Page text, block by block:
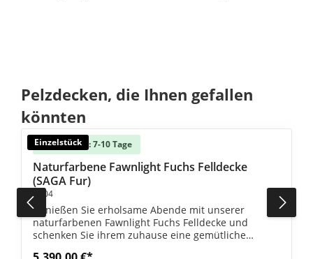
Produktgalerie überspringen
Pelzdecken, die Ihnen gefallen
könnten
von 5 von 5 Sternen
Einzelstück
Lieferzeit: 7-10 Tage
Naturfarbene Fawnlight Fuchs Felldecke
(SAGA Fur)
#504
Genießen Sie erholsame Abende mit unserer
naturfarbenen Fawnlight Fuchs Felldecke und
schenken Sie ihrem zuhause eine gemütliche